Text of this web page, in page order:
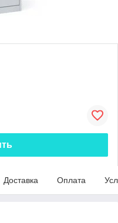
Доставка Оплата